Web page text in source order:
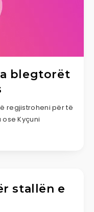
blegtorët
regjistroheni për të
Kyçuni
stallën e